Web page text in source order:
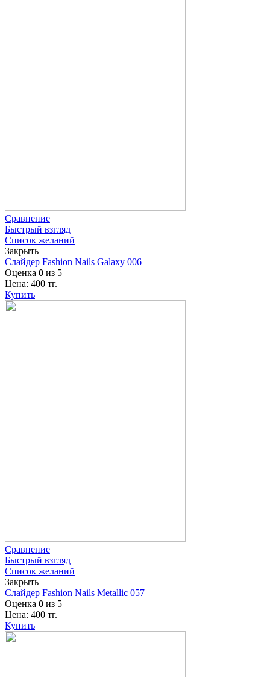
Сравнение
Быстрый взгляд
Список желаний
Закрыть
Слайдер Fashion Nails Galaxy 006
Оценка 0 из 5
Цена: 400 тг.
Купить
Сравнение
Быстрый взгляд
Список желаний
Закрыть
Слайдер Fashion Nails Metallic 057
Оценка 0 из 5
Цена: 400 тг.
Купить